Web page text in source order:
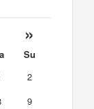
»
Su
2
9